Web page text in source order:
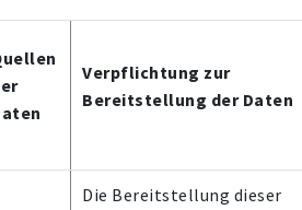
Verpflichtung zur
Bereitstellung der Daten
Die Bereitstellung dieser